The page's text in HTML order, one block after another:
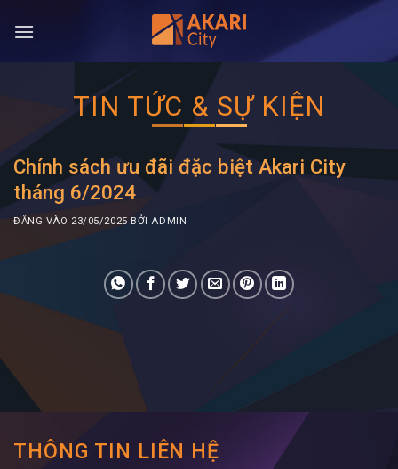
qua
TIN TỨC & SỰ KIỆN
Chính sách ưu đãi đặc biệt Akari City
tháng 6/2024
ĐĂNG VÀO 23/05/2025 BỞIADMIN
THÔNG TIN LIÊN HỆ